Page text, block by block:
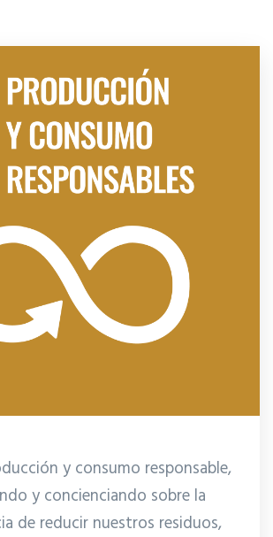
y consumo responsable,
y concienciando sobre la
de reducir nuestros residuos,